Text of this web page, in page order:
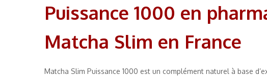
Puissance 1000 en
Matcha Slim en France
Matcha Slim Puissance 1000 est un complément naturel à base